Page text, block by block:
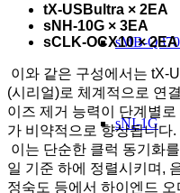
sMB-Q370
sNI-1G
tX-USBultra × 2EA
sNH-10G × 3EA
sCLK-OCX10 × 2EA
이와 같은 구성에서는 tX-
(시리얼)로 체계적으로 연
이즈 제거 능력이 단계별
가 비약적으로 향상됩니다.
이는 단순한 클럭 동기화
일 기준 하에 정렬시키며,
정숙도 등에서 하이엔드